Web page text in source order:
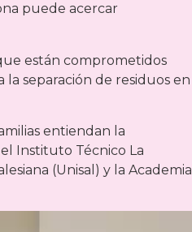
puede acercar
están comprometidos
separación de residuos en
entiendan la
Instituto Técnico La
(Unisal) y la Academia